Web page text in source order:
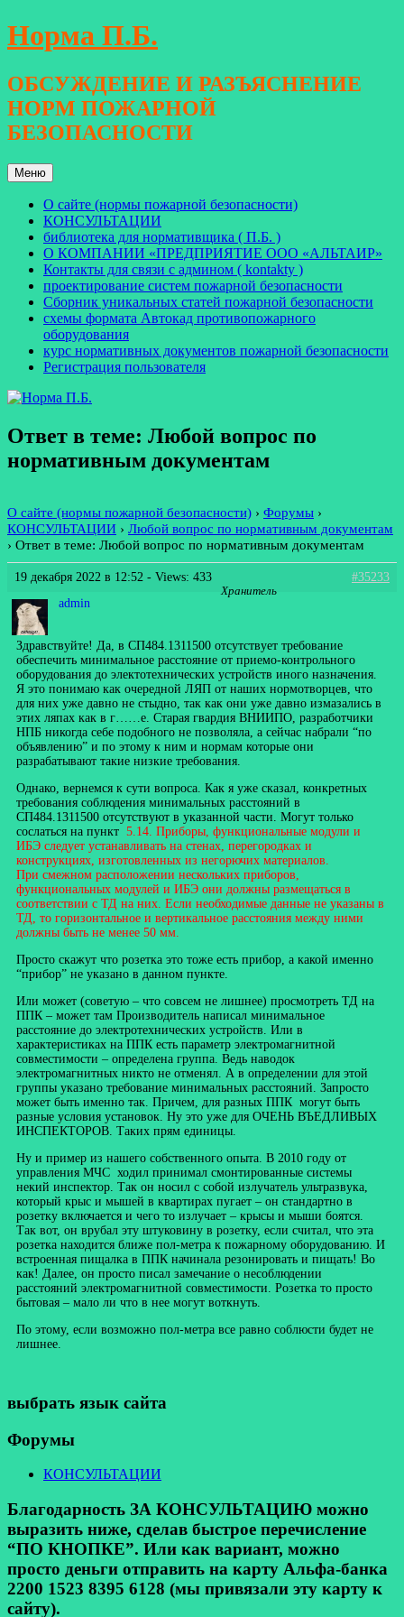
Перейти
к
Норма П.Б.
ОБСУЖДЕНИЕ И РАЗЪЯСНЕНИЕ
НОРМ ПОЖАРНОЙ
БЕЗОПАСНОСТИ
Меню
О сайте (нормы пожарной безопасности)
КОНСУЛЬТАЦИИ
библиотека для нормативщика ( П.Б. )
О КОМПАНИИ «ПРЕДПРИЯТИЕ ООО «АЛЬТАИР»
Контакты для связи с админом ( kontakty )
проектирование систем пожарной безопасности
Сборник уникальных статей пожарной безопасности
схемы формата Автокад противопожарного
оборудования
курс нормативных документов пожарной безопасности
Регистрация пользователя
Ответ в теме: Любой вопрос по
нормативным документам
О сайте (нормы пожарной безопасности) › Форумы ›
КОНСУЛЬТАЦИИ › Любой вопрос по нормативным документам
› Ответ в теме: Любой вопрос по нормативным документам
19 декабря 2022 в 12:52 - Views: 433
#35233
admin
Хранитель
Здравствуйте! Да, в СП484.1311500 отсутствует требование
обеспечить минимальное расстояние от приемо-контрольного
оборудования до электотехнических устройств иного назначения.
Я это понимаю как очередной ЛЯП от наших нормотворцев, что
для них уже давно не стыдно, так как они уже давно измазались в
этих ляпах как в г……е. Старая гвардия ВНИИПО, разработчики
НПБ никогда себе подобного не позволяла, а сейчас набрали “по
объявлению” и по этому к ним и нормам которые они
разрабатывают такие низкие требования.
Однако, вернемся к сути вопроса. Как я уже сказал, конкретных
требования соблюдения минимальных расстояний в
СП484.1311500 отсутствуют в указанной части. Могут только
сослаться на пункт 5.14. Приборы, функциональные модули и
ИБЭ следует устанавливать на стенах, перегородках и
конструкциях, изготовленных из негорючих материалов.
При смежном расположении нескольких приборов,
функциональных модулей и ИБЭ они должны размещаться в
соответствии с ТД на них. Если необходимые данные не указаны в
ТД, то горизонтальное и вертикальное расстояния между ними
должны быть не менее 50 мм.
Просто скажут что розетка это тоже есть прибор, а какой именно
“прибор” не указано в данном пункте.
Или может (советую – что совсем не лишнее) просмотреть ТД на
ППК – может там Производитель написал минимальное
расстояние до электротехнических устройств. Или в
характеристиках на ППК есть параметр электромагнитной
совместимости – определена группа. Ведь наводок
электромагнитных никто не отменял. А в определении для этой
группы указано требование минимальных расстояний. Запросто
может быть именно так. Причем, для разных ППК могут быть
разные условия установок. Ну это уже для ОЧЕНЬ ВЪЕДЛИВЫХ
ИНСПЕКТОРОВ. Таких прям единицы.
Ну и пример из нашего собственного опыта. В 2010 году от
управления МЧС ходил принимал смонтированные системы
некий инспектор. Так он носил с собой излучатель ультразвука,
который крыс и мышей в квартирах пугает – он стандартно в
розетку включается и чего то излучает – крысы и мыши боятся.
Так вот, он врубал эту штуковину в розетку, если считал, что эта
розетка находится ближе пол-метра к пожарному оборудованию. И
встроенная пищалка в ППК начинала резонировать и пищать! Во
как! Далее, он просто писал замечание о несоблюдении
расстояний электромагнитной совместимости. Розетка то просто
бытовая – мало ли что в нее могут воткнуть.
По этому, если возможно пол-метра все равно соблюсти будет не
лишнее.
выбрать язык сайта
Форумы
КОНСУЛЬТАЦИИ
Благодарность ЗА КОНСУЛЬТАЦИЮ можно
выразить ниже, сделав быстрое перечисление
“ПО КНОПКЕ”. Или как вариант, можно
просто деньги отправить на карту Альфа-банка
2200 1523 8395 6128 (мы привязали эту карту к
сайту).